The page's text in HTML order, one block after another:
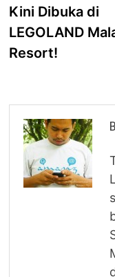
Kini Dibuka di
LEGOLAND
Resort!